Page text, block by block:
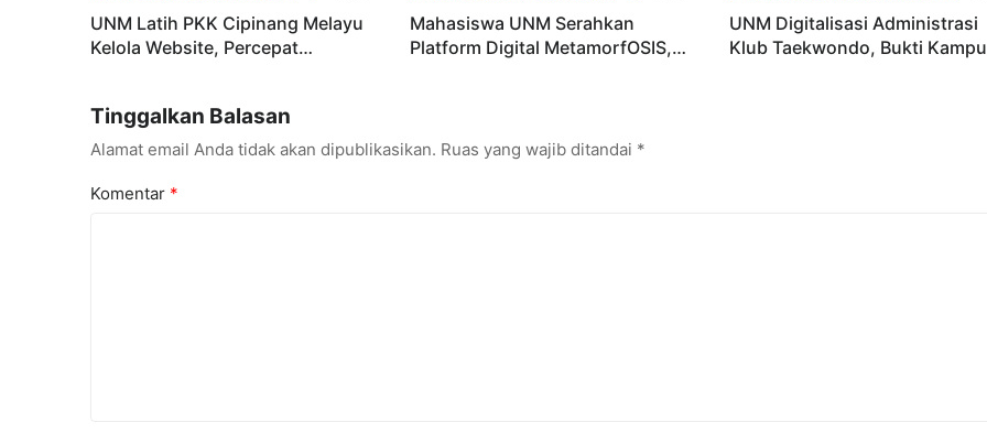
UNM Latih PKK Cipinang Melayu
Kelola Website, Percepat
Mahasiswa UNM Serahkan
Platform Digital MetamorfOSIS,
UNM Digitalisasi Administrasi
Klub Taekwondo, Bukti
Tinggalkan Balasan
Alamat email Anda tidak akan dipublikasikan. Ruas yang wajib ditandai *
Komentar *